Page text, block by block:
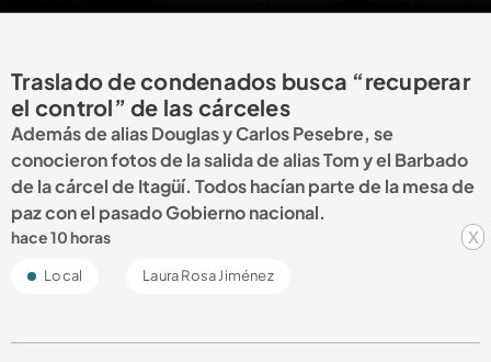
x
Traslado de condenados busca “recuperar
el control” de las cárceles
Además de alias Douglas y Carlos Pesebre, se
conocieron fotos de la salida de alias Tom y el Barbado
de la cárcel de Itagüí. Todos hacían parte de la mesa de
paz con el pasado Gobierno nacional.
hace 10 horas
Local Laura Rosa Jiménez